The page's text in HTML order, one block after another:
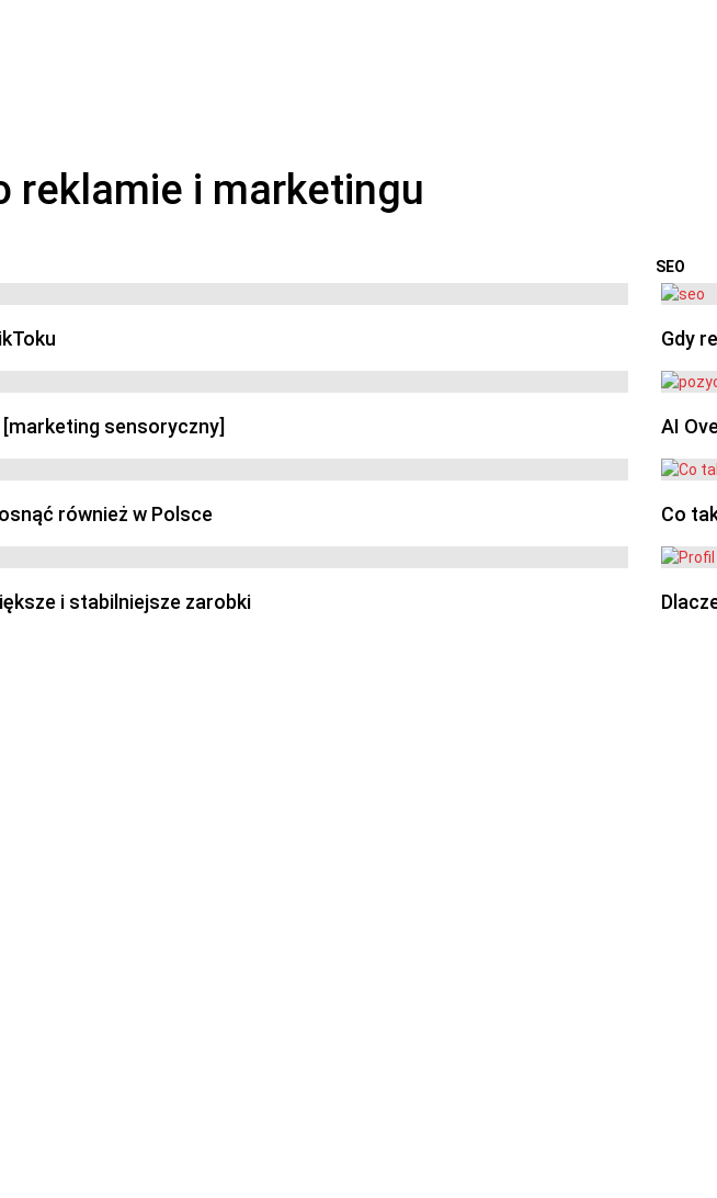
i kreatywności
sensoryczny]
również w Polsce
i stabilniejsze zarobki
SEO
Gdy
AI
Co